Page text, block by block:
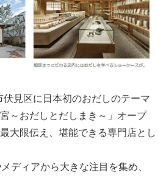
見区に日本初のおだしのテーマ
～おだしとだしまき～」オープ
大限伝え、堪能できる専門店とし
ディアから大きな注目を集め、